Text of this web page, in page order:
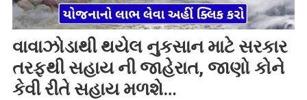
વાવાઝોડાથી થયેલ નુકસાન માટે સરકાર
તરફથી સહાય ની જાહેરાત, જાણો કોને
કેવી રીતે સહાય મળશે…